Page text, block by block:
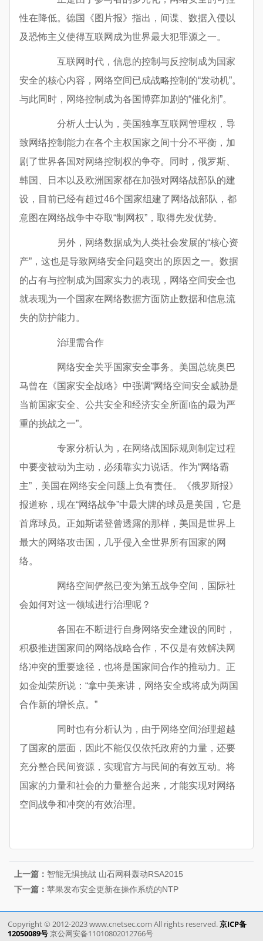
性在降低。德国《图片报》指出，间谍、数据入侵以
及恐怖主义使得互联网成为世界最大犯罪源之一。
互联网时代，信息的控制与反控制成为国家
安全的核心内容，网络空间已成战略控制的“发动机”。
与此同时，网络控制成为各国博弈加剧的“催化剂”。
分析人士认为，美国独享互联网管理权，导
致网络控制能力在各个主权国家之间十分不平衡，加
剧了世界各国对网络控制权的争夺。同时，俄罗斯、
韩国、日本以及欧洲国家都在加强对网络战部队的建
设，目前已经有超过46个国家组建了网络战部队，都
意图在网络战争中夺取“制网权”，取得先发优势。
另外，网络数据成为人类社会发展的“核心资
产”，这也是导致网络安全问题突出的原因之一。数据
的占有与控制成为国家实力的表现，网络空间安全也
就表现为一个国家在网络数据方面防止数据和信息流
失的防护能力。
治理需合作
网络安全关乎国家安全事务。美国总统奥巴
马曾在《国家安全战略》中强调“网络空间安全威胁是
当前国家安全、公共安全和经济安全所面临的最为严
重的挑战之一”。
专家分析认为，在网络战国际规则制定过程
中要变被动为主动，必须靠实力说话。作为“网络霸
主”，美国在网络安全问题上负有责任。《俄罗斯报》
报道称，现在“网络战争”中最大牌的球员是美国，它是
首席球员。正如斯诺登曾透露的那样，美国是世界上
最大的网络攻击国，几乎侵入全世界所有国家的网
络。
网络空间俨然已变为第五战争空间，国际社
会如何对这一领域进行治理呢？
各国在不断进行自身网络安全建设的同时，
积极推进国家间的网络战略合作，不仅是有效解决网
络冲突的重要途径，也将是国家间合作的推动力。正
如金灿荣所说：“拿中美来讲，网络安全或将成为两国
合作新的增长点。”
同时也有分析认为，由于网络空间治理超越
了国家的层面，因此不能仅仅依托政府的力量，还要
充分整合民间资源，实现官方与民间的有效互动。将
国家的力量和社会的力量整合起来，才能实现对网络
空间战争和冲突的有效治理。
上一篇： 智能无惧挑战 山石网科轰动RSA2015
下一篇：苹果发布安全更新在操作系统的NTP
Copyright © 2012-2023 www.cnetsec.com All rights reserved.京ICP备
12050089号京公网安备11010802012766号